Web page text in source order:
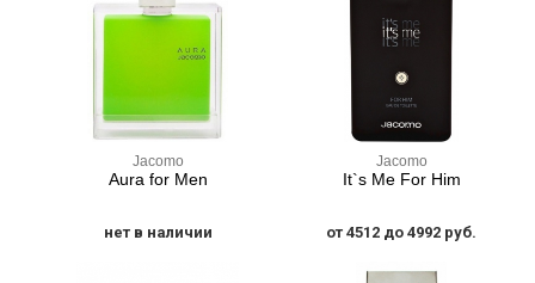
Jacomo
Aura for Men
нет в наличии
Jacomo
It`s Me For Him
от 4512 до 4992 руб.